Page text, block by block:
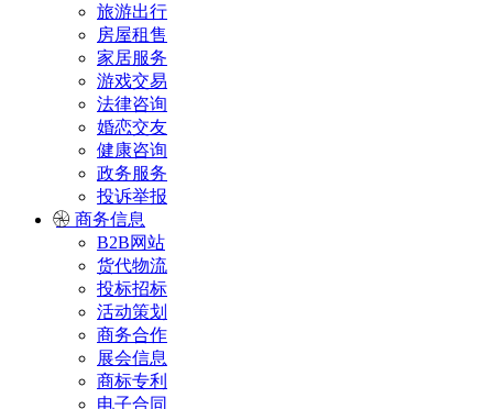
旅游出行
房屋租售
家居服务
游戏交易
法律咨询
婚恋交友
健康咨询
政务服务
投诉举报
商务信息
B2B网站
货代物流
投标招标
活动策划
商务合作
展会信息
商标专利
电子合同